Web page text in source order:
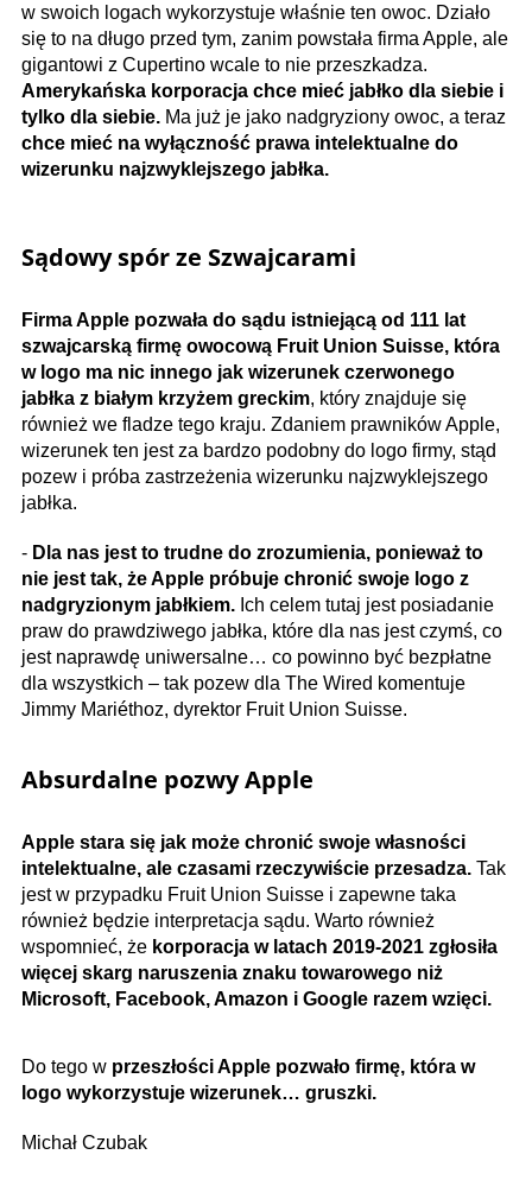
w swoich logach wykorzystuje właśnie ten owoc. Działo
się to na długo przed tym, zanim powstała firma Apple, ale
gigantowi z Cupertino wcale to nie przeszkadza.
Amerykańska korporacja chce mieć jabłko dla siebie i
tylko dla siebie. Ma już je jako nadgryziony owoc, a teraz
chce mieć na wyłączność prawa intelektualne do
wizerunku najzwyklejszego jabłka.
Sądowy spór ze Szwajcarami
Firma Apple pozwała do sądu istniejącą od 111 lat
szwajcarską firmę owocową Fruit Union Suisse, która
w logo ma nic innego jak wizerunek czerwonego
jabłka z białym krzyżem greckim, który znajduje się
również we fladze tego kraju. Zdaniem prawników Apple,
wizerunek ten jest za bardzo podobny do logo firmy, stąd
pozew i próba zastrzeżenia wizerunku najzwyklejszego
jabłka.
- Dla nas jest to trudne do zrozumienia, ponieważ to
nie jest tak, że Apple próbuje chronić swoje logo z
nadgryzionym jabłkiem. Ich celem tutaj jest posiadanie
praw do prawdziwego jabłka, które dla nas jest czymś, co
jest naprawdę uniwersalne… co powinno być bezpłatne
dla wszystkich – tak pozew dla The Wired komentuje
Jimmy Mariéthoz, dyrektor Fruit Union Suisse.
Absurdalne pozwy Apple
Apple stara się jak może chronić swoje własności
intelektualne, ale czasami rzeczywiście przesadza. Tak
jest w przypadku Fruit Union Suisse i zapewne taka
również będzie interpretacja sądu. Warto również
wspomnieć, że korporacja w latach 2019-2021 zgłosiła
więcej skarg naruszenia znaku towarowego niż
Microsoft, Facebook, Amazon i Google razem wzięci.
Do tego w przeszłości Apple pozwało firmę, która w
logo wykorzystuje wizerunek… gruszki.
Michał Czubak